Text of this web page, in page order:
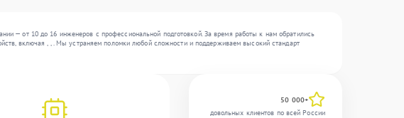
— от 10 до 16 инженеров с профессиональной подготовкой. За время работы к нам обратились
включая , , . Мы устраняем поломки любой сложности и поддерживаем высокий стандарт
50 000+
довольных клиентов по всей России